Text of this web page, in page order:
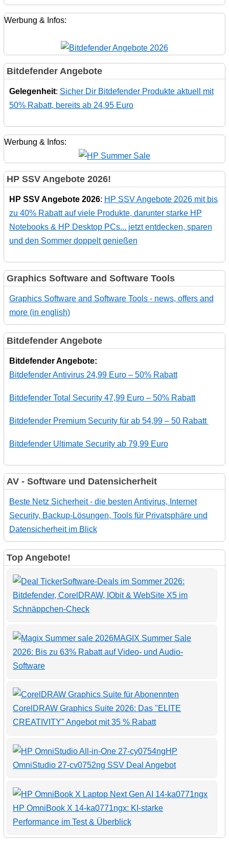
Werbung & Infos:
Bitdefender Angebote
Gelegenheit: Sicher Dir Bitdefender Produkte aktuell mit
50% Rabatt, bereits ab 24,95 Euro
Werbung & Infos:
HP SSV Angebote 2026!
HP SSV Angebote 2026: HP SSV Angebote 2026 mit bis
zu 40% Rabatt auf viele Produkte, darunter starke HP
Notebooks & HP Desktop PCs... jetzt entdecken, sparen
und den Sommer doppelt genießen
Graphics Software and Software Tools
Graphics Software and Software Tools - news, offers and
more (in english)
Bitdefender Angebote
Bitdefender Angebote:
Bitdefender Antivirus 24,99 Euro – 50% Rabatt
Bitdefender Total Security 47,99 Euro – 50% Rabatt
Bitdefender Premium Security für ab 54,99 – 50 Rabatt
Bitdefender Ultimate Security ab 79,99 Euro
AV - Software und Datensicherheit
Beste Netz Sicherheit - die besten Antivirus, Internet
Security, Backup-Lösungen, Tools für Privatsphäre und
Datensicherheit im Blick
Top Angebote!
Software-Deals im Sommer 2026:
Bitdefender, CorelDRAW, IObit & WebSite X5 im
Schnäppchen-Check
MAGIX Summer Sale
2026: Bis zu 63% Rabatt auf Video- und Audio-
Software
CorelDRAW Graphics Suite 2026: Das "ELITE
CREATIVITY" Angebot mit 35 % Rabatt
HP
OmniStudio 27-cv0752ng SSV Deal Angebot
HP OmniBook X 14-ka0771ngx: KI-starke
Performance im Test & Überblick